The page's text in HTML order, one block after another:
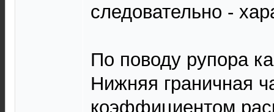
следовательно -
По поводу рупора
Нижняя граничная
коэффициентом